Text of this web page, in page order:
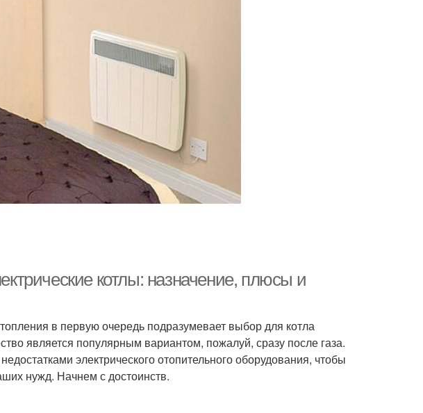
котлы: назначение, плюсы и
в первую очередь подразумевает выбор для котла
является популярным вариантом, пожалуй, сразу после газа.
электрического отопительного оборудования, чтобы
нужд. Начнем с достоинств.